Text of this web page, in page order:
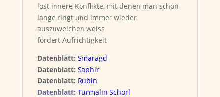
löst innere Konflikte, mit denen man schon
lange ringt und immer wieder
auszuweichen weiss
fördert Aufrichtigkeit
Datenblatt: Smaragd
Datenblatt: Saphir
Datenblatt: Rubin
Datenblatt: Turmalin Schörl